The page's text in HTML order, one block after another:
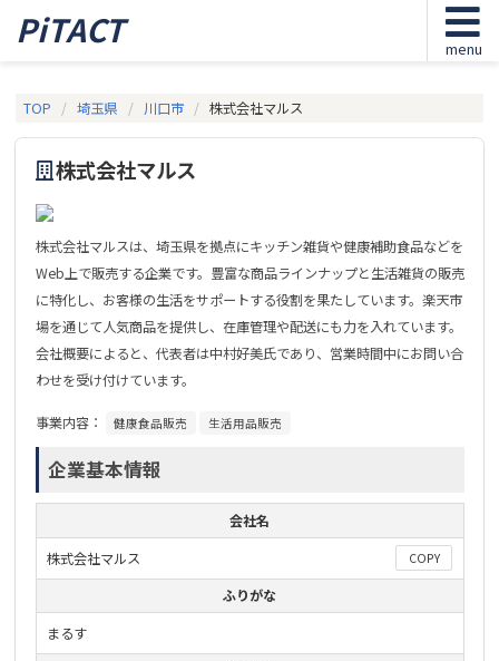
PiTACT menu
TOP 埼玉県 川口市 株式会社マルス
株式会社マルス
株式会社マルスは、埼玉県を拠点にキッチン雑貨や健康補助食品などを
Web上で販売する企業です。豊富な商品ラインナップと生活雑貨の販売
に特化し、お客様の生活をサポートする役割を果たしています。楽天市
場を通じて人気商品を提供し、在庫管理や配送にも力を入れています。
会社概要によると、代表者は中村好美氏であり、営業時間中にお問い合
わせを受け付けています。
事業内容： 健康食品販売 生活用品販売
企業基本情報
会社名
株式会社マルス
COPY
ふりがな
まるす